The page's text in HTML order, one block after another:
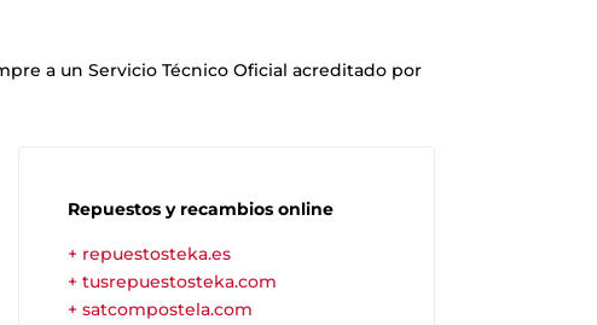
a un Servicio Técnico Oficial acreditado por
Repuestos y recambios online
+ repuestosteka.es
+ tusrepuestosteka.com
+ satcompostela.com